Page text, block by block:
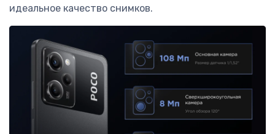
идеальное качество снимков.